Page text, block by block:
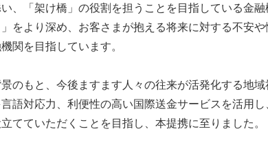
、「架け橋」の役割を担うことを目指している金
をより深め、お客さまが抱える将来に対する不安
関を目指しています。
のもと、今後ますます人々の往来が活発化する地
語対応力、利便性の高い国際送金サービスを活用
てていただくことを目指し、本提携に至りました。